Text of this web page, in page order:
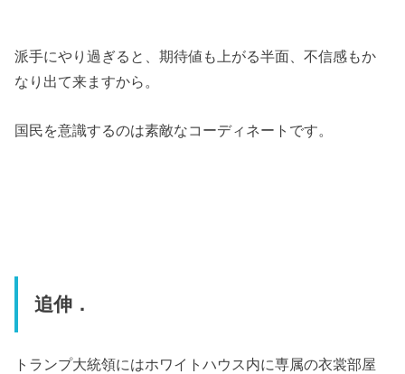
派手にやり過ぎると、期待値も上がる半面、不信感もか
なり出て来ますから。
国民を意識するのは素敵なコーディネートです。
追伸．
トランプ大統領にはホワイトハウス内に専属の衣裳部屋